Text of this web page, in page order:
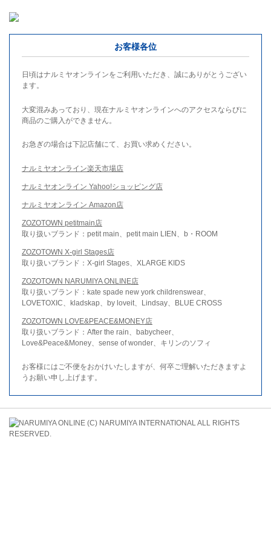
お客様各位
日頃はナルミヤオンラインをご利用いただき、誠にありがとうござい
ます。
大変混みあっており、現在ナルミヤオンラインへのアクセスならびに
商品のご購入ができません。
お急ぎの場合は下記店舗にて、お買い求めください。
ナルミヤオンライン楽天市場店
ナルミヤオンライン Yahoo!ショッピング店
ナルミヤオンライン Amazon店
ZOZOTOWN petitmain店
取り扱いブランド：petit main、petit main LIEN、b・ROOM
ZOZOTOWN X-girl Stages店
取り扱いブランド：X-girl Stages、XLARGE KIDS
ZOZOTOWN NARUMIYA ONLINE店
取り扱いブランド：kate spade new york childrenswear、
LOVETOXIC、kladskap、by loveit、Lindsay、BLUE CROSS
ZOZOTOWN LOVE&PEACE&MONEY店
取り扱いブランド：After the rain、babycheer、
Love&Peace&Money、sense of wonder、キリンのソフィ
お客様にはご不便をおかけいたしますが、何卒ご理解いただきますよ
うお願い申し上げます。